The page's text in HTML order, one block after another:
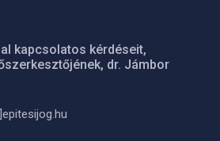
kapcsolatos kérdéseit,
dr. Jámbor